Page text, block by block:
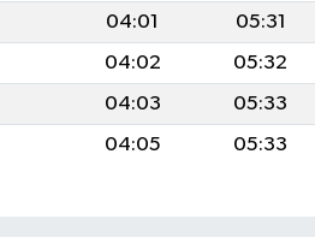
04:01 05:31
04:02 05:32
04:03 05:33
04:05 05:33